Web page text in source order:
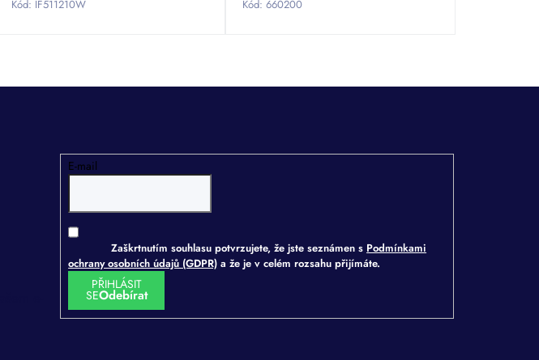
Kód: IF511210W Kód: 660200
E-mail
Zaškrtnutím souhlasu potvrzujete, že jste seznámen s Podmínkami
ochrany osobních údajů (GDPR) a že je v celém rozsahu přijímáte.
PŘIHLÁSIT
SE